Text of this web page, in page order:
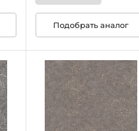
Подобрать аналог